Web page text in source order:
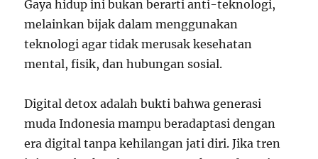
Gaya hidup ini bukan berarti anti-teknologi,
melainkan bijak dalam menggunakan
teknologi agar tidak merusak kesehatan
mental, fisik, dan hubungan sosial.
Digital detox adalah bukti bahwa generasi
muda Indonesia mampu beradaptasi dengan
era digital tanpa kehilangan jati diri. Jika tren